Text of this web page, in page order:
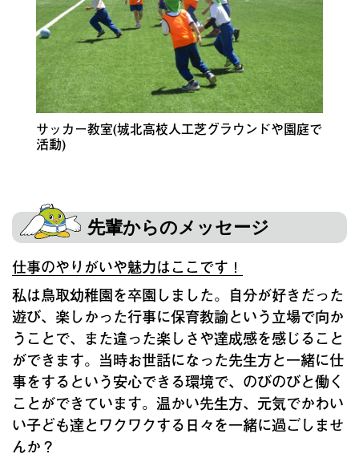
サッカー教室(城北高校人工芝グラウンドや園庭で
活動)
先輩からのメッセージ
仕事のやりがいや魅力はここです！
私は鳥取幼稚園を卒園しました。自分が好きだった
遊び、楽しかった行事に保育教諭という立場で向か
うことで、また違った楽しさや達成感を感じること
ができます。当時お世話になった先生方と一緒に仕
事をするという安心できる環境で、のびのびと働く
ことができています。温かい先生方、元気でかわい
い子ども達とワクワクする日々を一緒に過ごしませ
んか？